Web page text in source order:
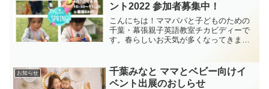
ント2022 参加者募集中！
こんにちは！ママパパと子どものための
千葉・幕張親子英語教室チカビディーで
す。春らしいお天気が多くなってきまし
ズムで楽しむ「親子でイースターイベン
ト」受付スタートしてお...
お知らせ
千葉みなと ママとベビー向けイ
ベント出展のおしらせ